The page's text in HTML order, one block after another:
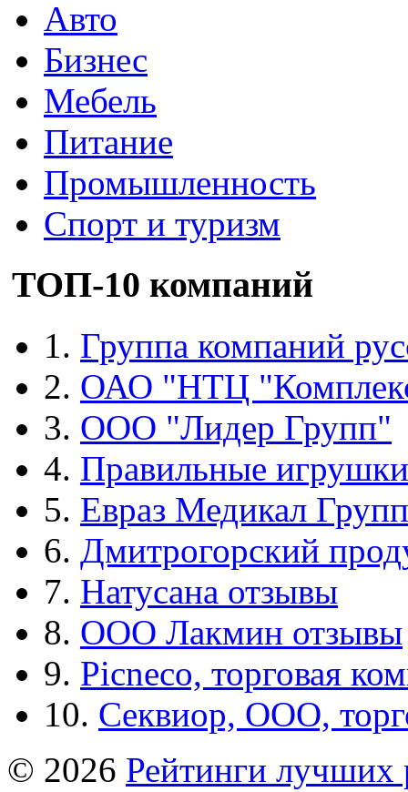
Авто
Бизнес
Мебель
Питание
Промышленность
Спорт и туризм
ТОП-10 компаний
1. Группа компаний
2. ОАО "НТЦ
3. ООО "Лидер Групп"
4. Правильные игрушки
5. Евраз Медикал Групп
6. Дмитрогорский
7. Натусана отзывы
8. ООО Лакмин отзывы
9. Picneco, торговая
10. Секвиор, ООО,
© 2026 Рейтинги лучших